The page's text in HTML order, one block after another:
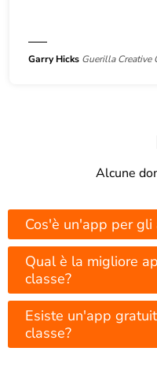
Garry Hicks Guerilla Creative
Alcune
Cos'è un'app per gli
Qual è la migliore
classe?
Esiste un'app
classe?